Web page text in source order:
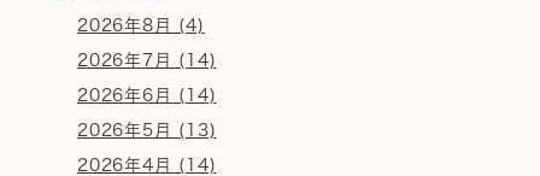
2026年8月 (4)
2026年7月 (14)
2026年6月 (14)
2026年5月 (13)
2026年4月 (14)